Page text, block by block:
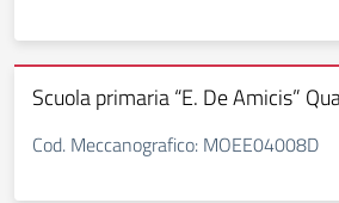
Scuola primaria “E. De Amicis”
Cod. Meccanografico: MOEE04008D